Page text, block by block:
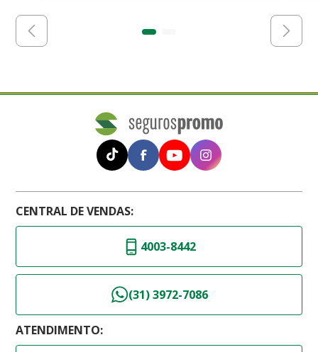
CENTRAL DE VENDAS:
4003-8442
(31) 3972-7086
ATENDIMENTO: